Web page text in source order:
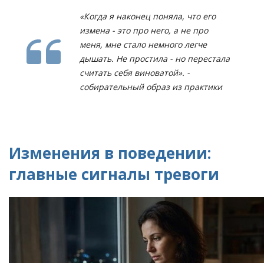
«Когда я наконец поняла, что его
измена - это про него, а не про
меня, мне стало немного легче
дышать. Не простила - но перестала
считать себя виноватой». -
собирательный образ из практики
Изменения в поведении:
главные сигналы тревоги